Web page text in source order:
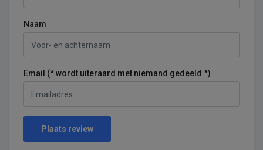
Naam
Email (* wordt uiteraard met niemand gedeeld *)
Plaats review